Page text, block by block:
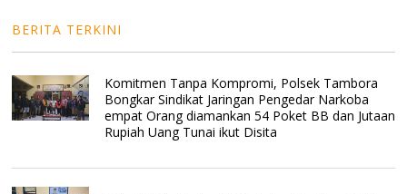
BERITA TERKINI
Komitmen Tanpa Kompromi, Polsek Tambora
Bongkar Sindikat Jaringan Pengedar Narkoba
empat Orang diamankan 54 Poket BB dan Jutaan
Rupiah Uang Tunai ikut Disita